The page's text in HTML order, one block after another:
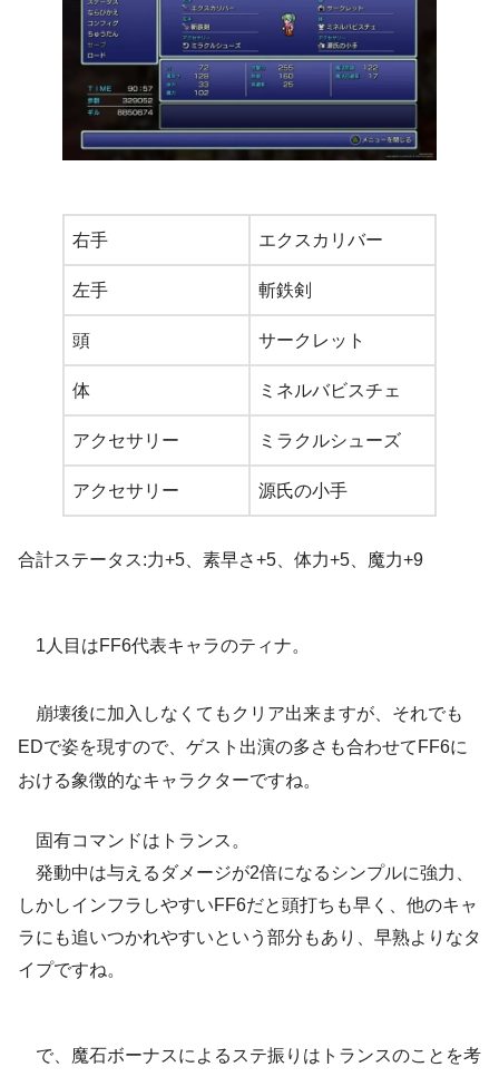
右手 エクスカリバー
左手 斬鉄剣
頭 サークレット
体 ミネルバビスチェ
アクセサリー ミラクルシューズ
アクセサリー 源氏の小手
合計ステータス:力+5、素早さ+5、体力+5、魔力+9
1人目はFF6代表キャラのティナ。
崩壊後に加入しなくてもクリア出来ますが、それでも
EDで姿を現すので、ゲスト出演の多さも合わせてFF6に
おける象徴的なキャラクターですね。
固有コマンドはトランス。
発動中は与えるダメージが2倍になるシンプルに強力、
しかしインフラしやすいFF6だと頭打ちも早く、他のキャ
ラにも追いつかれやすいという部分もあり、早熟よりなタ
イプですね。
で、魔石ボーナスによるステ振りはトランスのことを考